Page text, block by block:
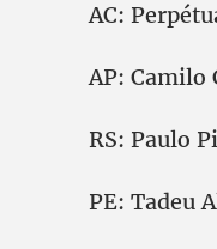
AC:
AP: Camilo
RS:
PE: Tadeu